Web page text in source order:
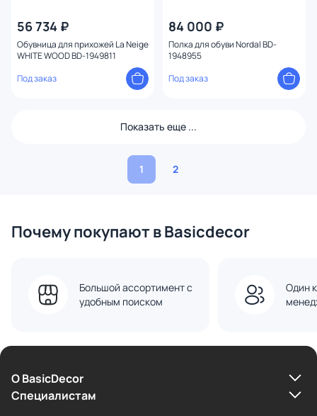
56 734 ₽
Обувница для прихожей La Neige
WHITE WOOD BD-1949811
Под заказ
84 000 ₽
Полка для обуви Nordal BD-
1948955
Под заказ
Показать еще ...
1 2
Почему покупают в Basicdecor
Большой ассортимент с
удобным поиском
Один
О BasicDecor
Cпециалистам